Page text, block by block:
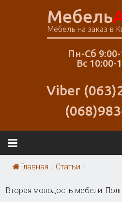
Мебель
Мебель на заказ в
Пн-Сб 9:00-
Вс 10:00-
Viber
Главная / Статьи /
Вторая молодость мебели: